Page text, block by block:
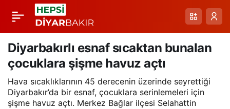
Diyarbakırlı esnaf sıcaktan bunalan
çocuklara şişme havuz açtı
Hava sıcaklıklarının 45 derecenin üzerinde seyrettiği
Diyarbakır’da bir esnaf, çocuklara serinlemeleri için
şişme havuz açtı. Merkez Bağlar ilçesi Selahattin
Diyarbakır’da işitme
engelli ailelere
’Titreşimli Bebek
Telsizi’ desteği
Paylaş